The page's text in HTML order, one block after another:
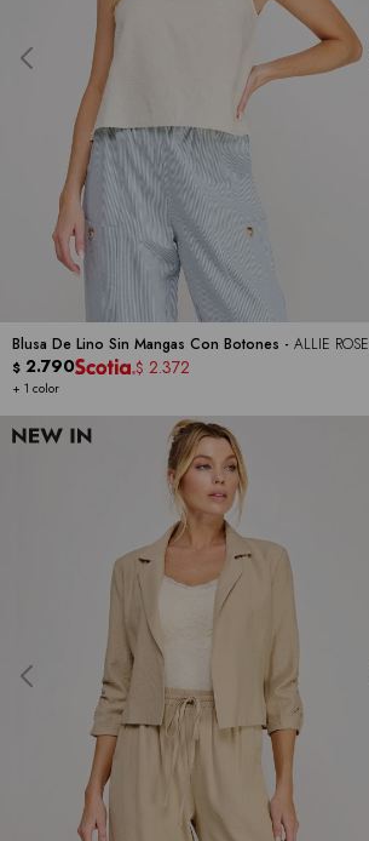
Blusa De Lino Sin Mangas Con Botones - ALLIE ROSE
+ 1 color
$ 2.790 $ 2.372